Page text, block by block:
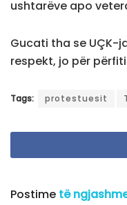
ushtarëve apo
Gucati tha se UÇK-
respekt, jo për
Tags: protestuesit
Postime të